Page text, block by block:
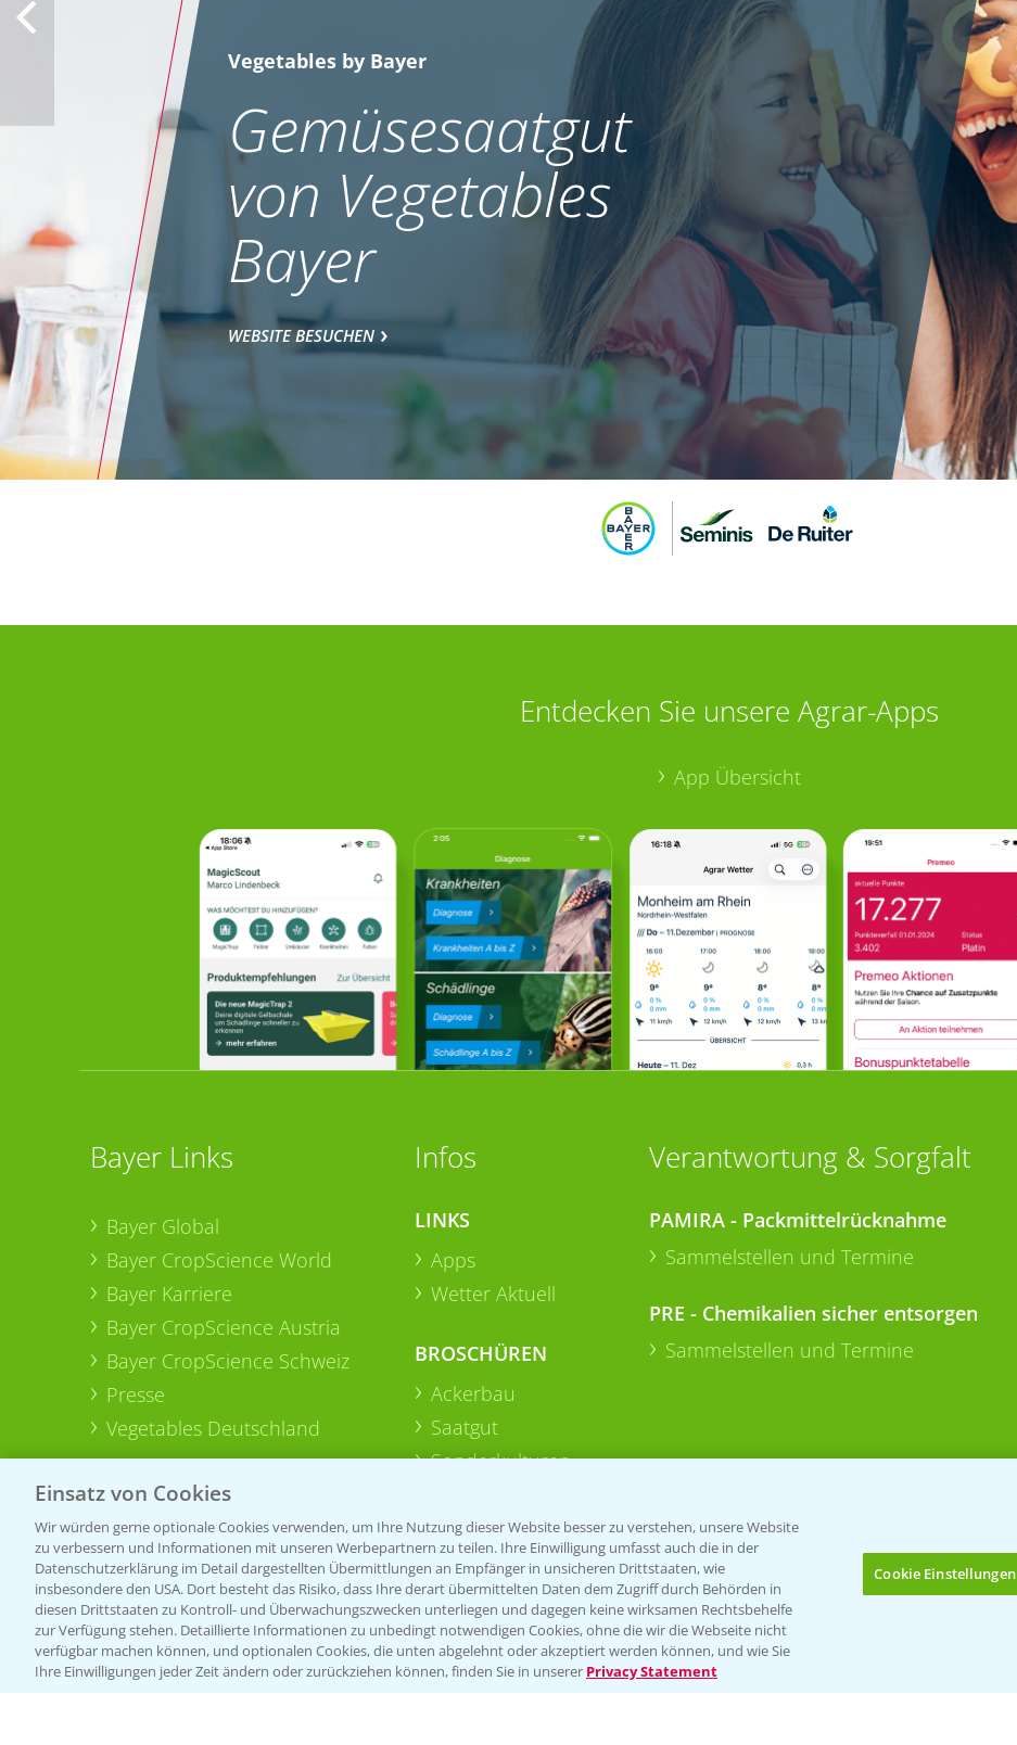
Bis zu 4 Produkte vergleichen:
Vegetables by Bayer
Gemüsesaatgut
von Vegetables
Bayer
WEBSITE BESUCHEN
Entdecken Sie unsere Agrar-Apps
App Übersicht
Bayer Links
Bayer Global
Bayer CropScience World
Bayer Karriere
Bayer CropScience Austria
Bayer CropScience Schweiz
Presse
Vegetables Deutschland
Infos
LINKS
Apps
Wetter Aktuell
BROSCHÜREN
Ackerbau
Saatgut
Sonderkulturen
Verantwortung & Sorgfalt
PAMIRA - Packmittelrücknahme
Sammelstellen und Termine
PRE - Chemikalien sicher entsorgen
Sammelstellen und Termine
Folgen Sie uns
Einsatz von Cookies
Wir würden gerne optionale Cookies verwenden, um Ihre Nutzung dieser Website besser zu verstehen, unsere Website
zu verbessern und Informationen mit unseren Werbepartnern zu teilen. Ihre Einwilligung umfasst auch die in der
Datenschutzerklärung im Detail dargestellten Übermittlungen an Empfänger in unsicheren Drittstaaten, wie
insbesondere den USA. Dort besteht das Risiko, dass Ihre derart übermittelten Daten dem Zugriff durch Behörden in
diesen Drittstaaten zu Kontroll- und Überwachungszwecken unterliegen und dagegen keine wirksamen Rechtsbehelfe
zur Verfügung stehen. Detaillierte Informationen zu unbedingt notwendigen Cookies, ohne die wir die Webseite nicht
verfügbar machen können, und optionalen Cookies, die unten abgelehnt oder akzeptiert werden können, und wie Sie
Ihre Einwilligungen jeder Zeit ändern oder zurückziehen können, finden Sie in unserer Privacy Statement
Cookie Einstellungen